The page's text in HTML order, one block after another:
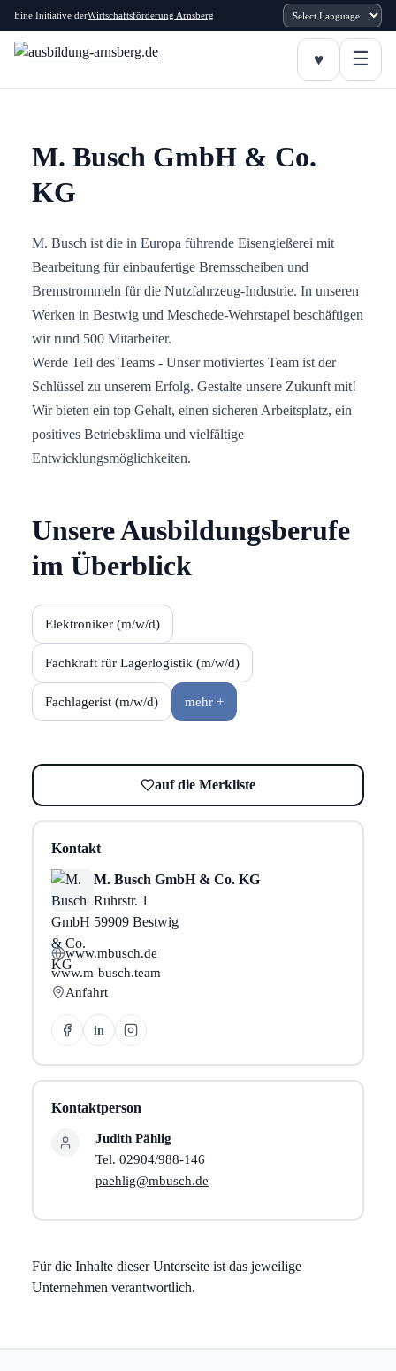
Eine Initiative derWirtschaftsförderung Arnsberg
M. Busch GmbH & Co.
KG
M. Busch ist die in Europa führende Eisengießerei mit
Bearbeitung für einbaufertige Bremsscheiben und
Bremstrommeln für die Nutzfahrzeug-Industrie. In unseren
Werken in Bestwig und Meschede-Wehrstapel beschäftigen
wir rund 500 Mitarbeiter.
Werde Teil des Teams - Unser motiviertes Team ist der
Schlüssel zu unserem Erfolg. Gestalte unsere Zukunft mit!
Wir bieten ein top Gehalt, einen sicheren Arbeitsplatz, ein
positives Betriebsklima und vielfältige
Entwicklungsmöglichkeiten.
Unsere Ausbildungsberufe
im Überblick
Elektroniker (m/w/d)
Fachkraft für Lagerlogistik (m/w/d)
Fachlagerist (m/w/d) mehr +
auf die Merkliste
Kontakt
M. Busch GmbH & Co. KG
Ruhrstr. 1
59909 Bestwig
www.mbusch.de
www.m-busch.team
Anfahrt
in
Kontaktperson
Judith Pählig
Tel. 02904/988-146
paehlig@mbusch.de
Für die Inhalte dieser Unterseite ist das jeweilige
Unternehmen verantwortlich.